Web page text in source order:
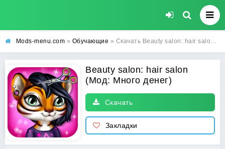
Mods-menu.com » Обучающие » Скачать Beauty salon: hair salon Взлом (Много денег) на Андроид бесплатно
Beauty salon: hair salon
(Мод: Много денег)
Скачать
Закладки